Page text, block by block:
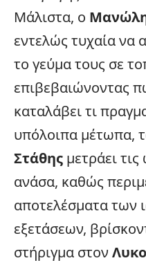
Μάλιστα, ο
εντελώς τυχαία να
το γεύμα τους σε
επιβεβαιώνοντας
καταλάβει τι
υπόλοιπα μέτωπα,
Στάθης μετράει
ανάσα, καθώς
αποτελέσματα των
εξετάσεων,
στήριγμα στον